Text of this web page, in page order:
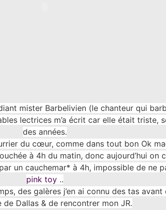
mister Barbelivien (le chanteur qui
lectrices m’a écrit car elle était triste,
des années.
du cœur, comme dans tout bon Ok
à 4h du matin, donc aujourd’hui on
un cauchemar* à 4h, impossible de ne
pink toy..
des galères j’en ai connu des tas avant
de Dallas & de rencontrer mon JR.